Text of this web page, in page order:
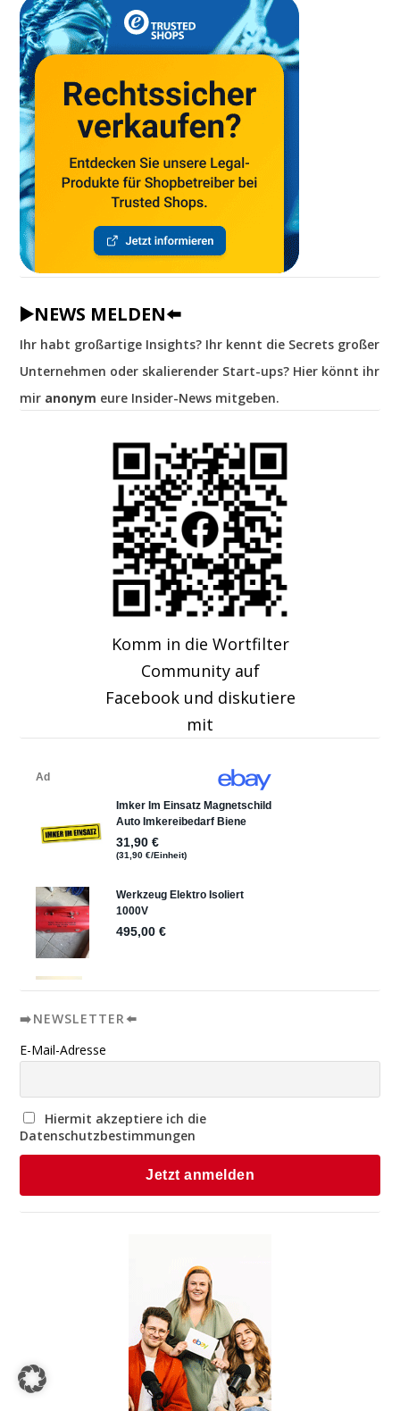
▶️NEWS MELDEN⬅️
Ihr habt großartige Insights? Ihr kennt die Secrets großer
Unternehmen oder skalierender Start-ups? Hier könnt ihr
mir anonym eure Insider-News mitgeben.
Komm in die Wortfilter
Community auf
Facebook und diskutiere
mit
➡️NEWSLETTER⬅️
E-Mail-Adresse
Hiermit akzeptiere ich die
Datenschutzbestimmungen